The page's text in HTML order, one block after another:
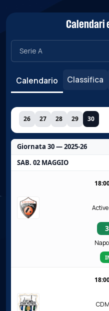
Calendari
Calendario Classifica
26 27 28 29 30
Giornata 30 — 2025-26
SAB. 02 MAGGIO